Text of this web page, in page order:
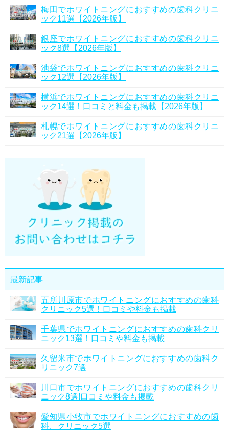
梅田でホワイトニングにおすすめの歯科クリニ
ック11選【2026年版】
銀座でホワイトニングにおすすめの歯科クリニ
ック8選【2026年版】
池袋でホワイトニングにおすすめの歯科クリニ
ック12選【2026年版】
横浜でホワイトニングにおすすめの歯科クリニ
ック14選！口コミと料金も掲載【2026年版】
札幌でホワイトニングにおすすめの歯科クリニ
ック21選【2026年版】
最新記事
五所川原市でホワイトニングにおすすめの歯科
クリニック5選！口コミや料金も掲載
千葉県でホワイトニングにおすすめの歯科クリ
ニック13選！口コミや料金も掲載
久留米市でホワイトニングにおすすめの歯科ク
リニック7選
川口市でホワイトニングにおすすめの歯科クリ
ニック8選!口コミや料金も掲載
愛知県小牧市でホワイトニングにおすすめの歯
科、クリニック5選